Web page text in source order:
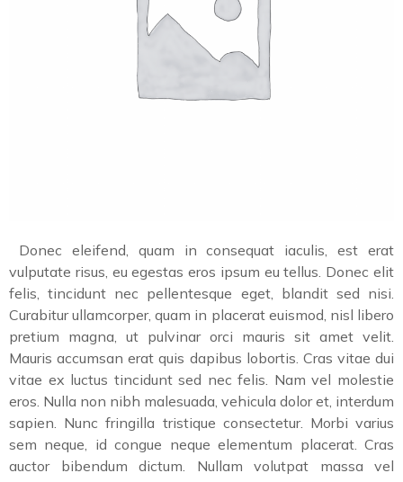
Donec eleifend, quam in consequat iaculis, est erat
vulputate risus, eu egestas eros ipsum eu tellus. Donec elit
felis, tincidunt nec pellentesque eget, blandit sed nisi.
Curabitur ullamcorper, quam in placerat euismod, nisl libero
pretium magna, ut pulvinar orci mauris sit amet velit.
Mauris accumsan erat quis dapibus lobortis. Cras vitae dui
vitae ex luctus tincidunt sed nec felis. Nam vel molestie
eros. Nulla non nibh malesuada, vehicula dolor et, interdum
sapien. Nunc fringilla tristique consectetur. Morbi varius
sem neque, id congue neque elementum placerat. Cras
auctor bibendum dictum. Nullam volutpat massa vel